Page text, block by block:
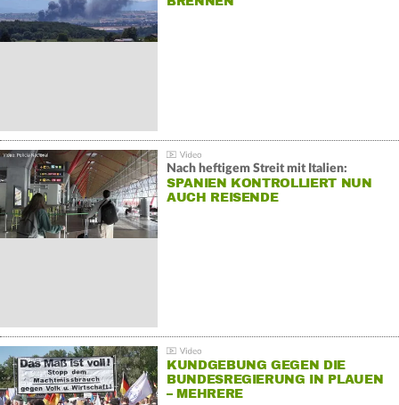
Nach heftigem Streit mit Italien:
SPANIEN KONTROLLIERT NUN
AUCH REISENDE
KUNDGEBUNG GEGEN DIE
BUNDESREGIERUNG IN PLAUEN
– MEHRERE